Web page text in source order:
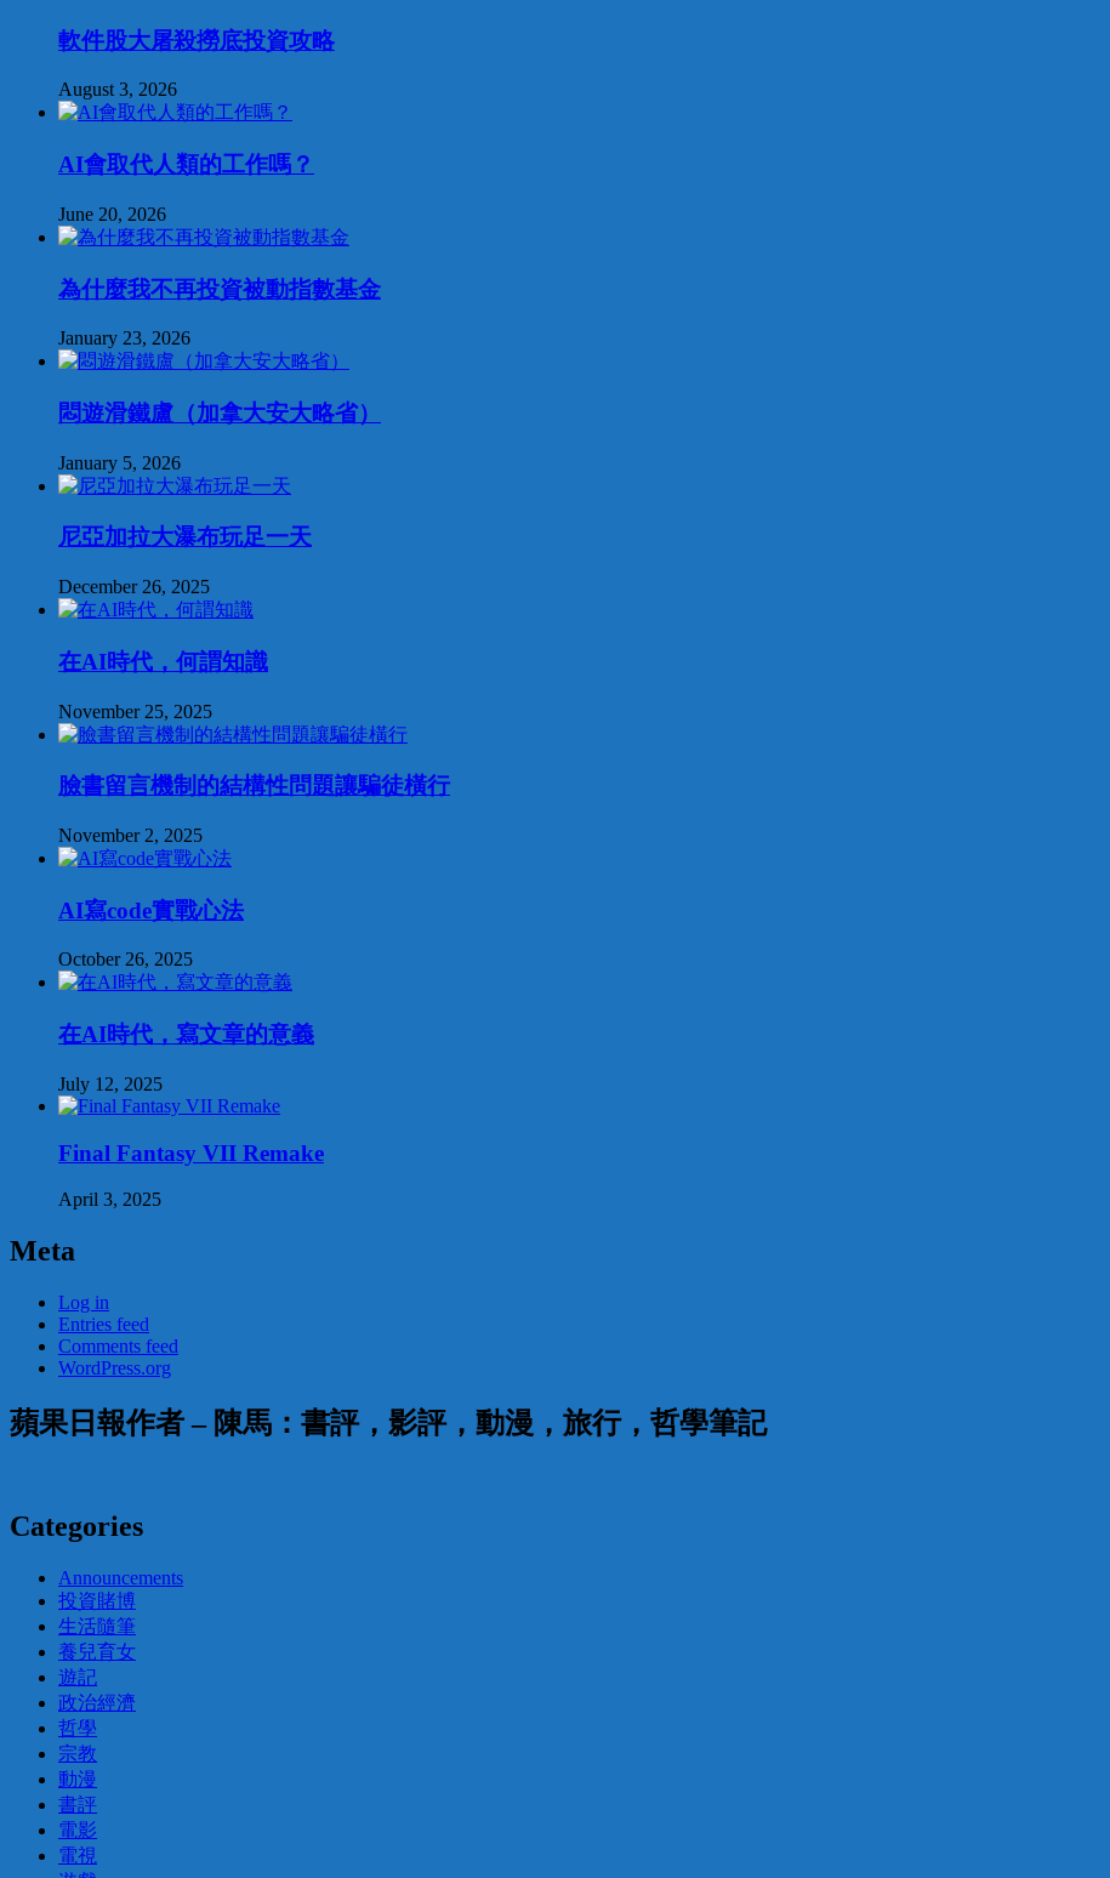
軟件股大屠殺撈底投資攻略
August 3, 2026
AI會取代人類的工作嗎？
June 20, 2026
為什麼我不再投資被動指數基金
January 23, 2026
悶遊滑鐵盧（加拿大安大略省）
January 5, 2026
尼亞加拉大瀑布玩足一天
December 26, 2025
在AI時代，何謂知識
November 25, 2025
臉書留言機制的結構性問題讓騙徒橫行
November 2, 2025
AI寫code實戰心法
October 26, 2025
在AI時代，寫文章的意義
July 12, 2025
Final Fantasy VII Remake
April 3, 2025
Meta
Log in
Entries feed
Comments feed
WordPress.org
蘋果日報作者 – 陳馬：書評，影評，動漫，旅行，哲學筆記
Categories
Announcements
投資賭博
生活隨筆
養兒育女
遊記
政治經濟
哲學
宗教
動漫
書評
電影
電視